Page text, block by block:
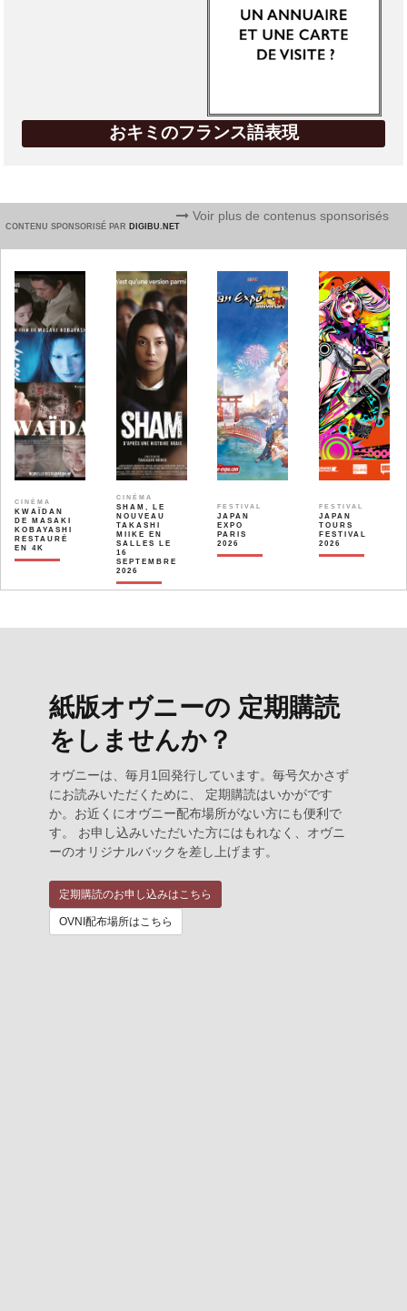
おキミのフランス語表現
CONTENU SPONSORISÉ PAR DIGIBU.NET
Voir plus de contenus sponsorisés
CINÉMA
KWAÏDAN
DE MASAKI
KOBAYASHI
RESTAURÉ
EN 4K
CINÉMA
SHAM, LE
NOUVEAU
TAKASHI
MIIKE EN
SALLES LE
16
SEPTEMBRE
2026
FESTIVAL
JAPAN
EXPO
PARIS
2026
FESTIVAL
JAPAN
TOURS
FESTIVAL
2026
紙版オヴニーの 定期購読
をしませんか？
オヴニーは、毎月1回発行しています。毎号欠かさず
にお読みいただくために、 定期購読はいかがです
か。お近くにオヴニー配布場所がない方にも便利で
す。 お申し込みいただいた方にはもれなく、オヴニ
ーのオリジナルバックを差し上げます。
定期購読のお申し込みはこちら
OVNI配布場所はこちら